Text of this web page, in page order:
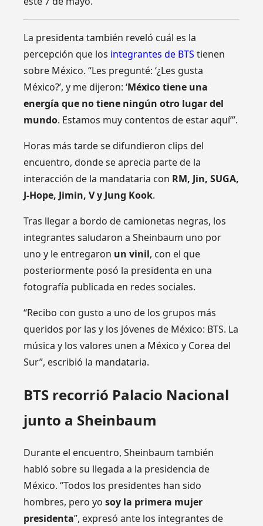
La presidenta también reveló cuál es la
percepción que los integrantes de BTS tienen
sobre México. “Les pregunté: ‘¿Les gusta
México?’, y me dijeron: ‘México tiene una
energía que no tiene ningún otro lugar del
mundo. Estamos muy contentos de estar aquí’”.
Horas más tarde se difundieron clips del
encuentro, donde se aprecia parte de la
interacción de la mandataria con RM, Jin, SUGA,
J-Hope, Jimin, V y Jung Kook.
Tras llegar a bordo de camionetas negras, los
integrantes saludaron a Sheinbaum uno por
uno y le entregaron un vinil, con el que
posteriormente posó la presidenta en una
fotografía publicada en redes sociales.
“Recibo con gusto a uno de los grupos más
queridos por las y los jóvenes de México: BTS. La
música y los valores unen a México y Corea del
Sur”, escribió la mandataria.
BTS recorrió Palacio Nacional
junto a Sheinbaum
Durante el encuentro, Sheinbaum también
habló sobre su llegada a la presidencia de
México. “Todos los presidentes han sido
hombres, pero yosoy la primera mujer
presidenta”, expresó ante los integrantes de